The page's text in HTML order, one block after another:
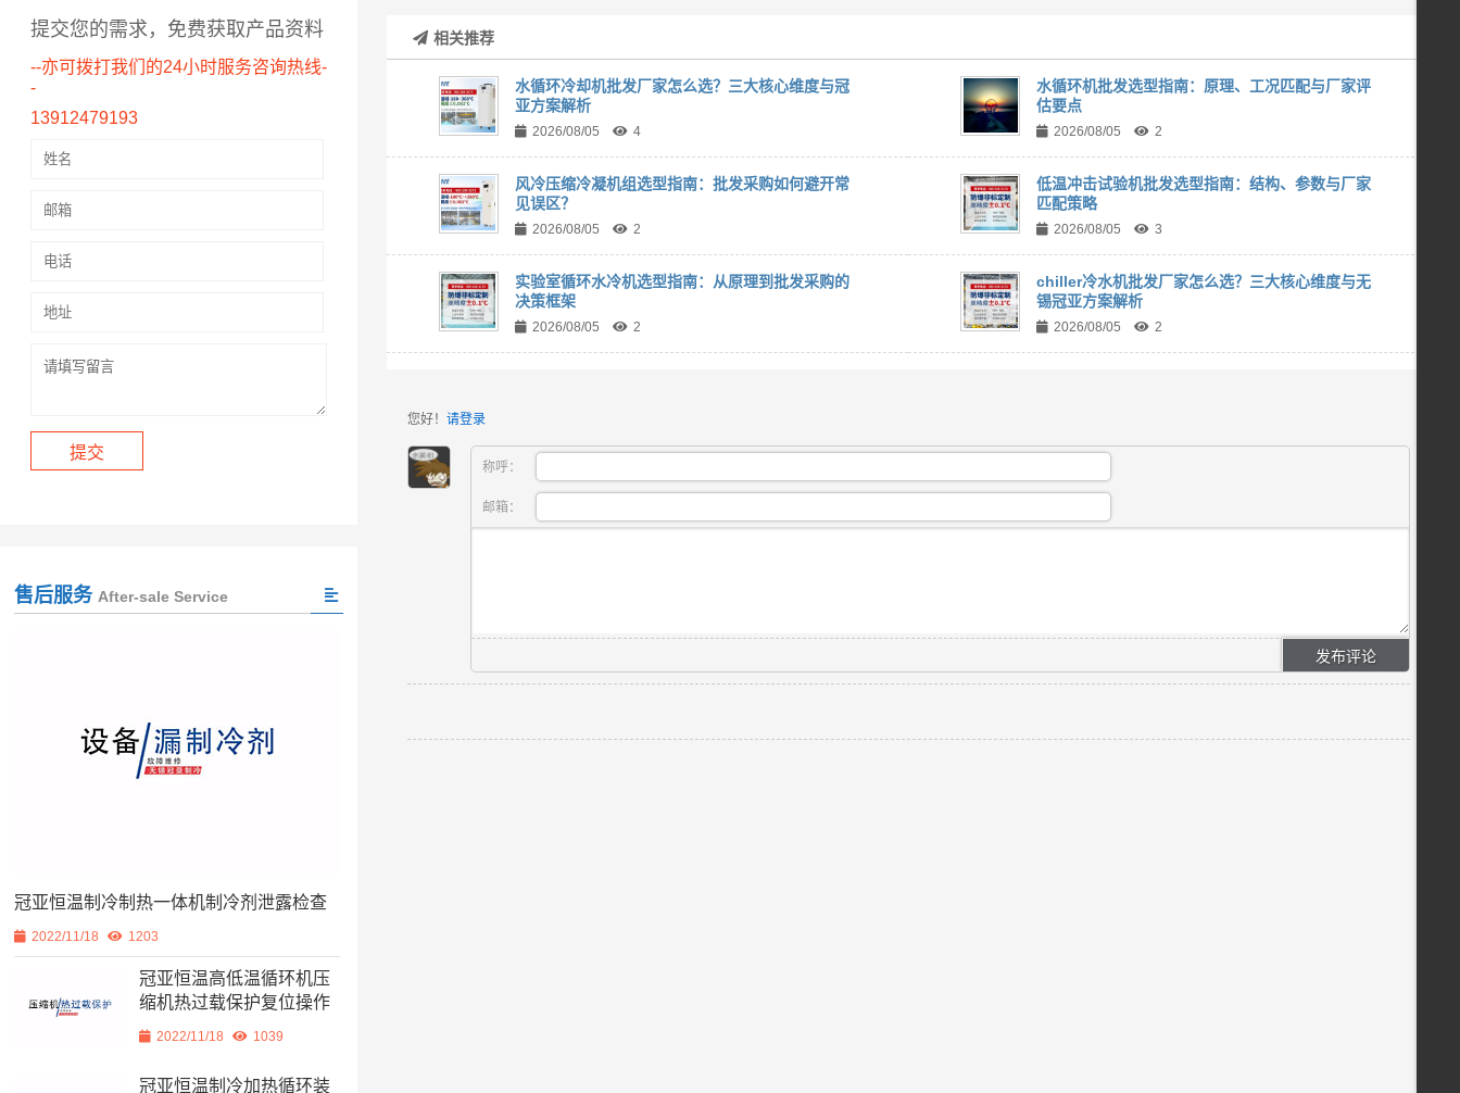
相关推荐
水循环冷却机批发厂家怎么选？三大核心维度与冠
亚方案解析
2026/08/05 4
水循环机批发选型指南：原理、工况匹配与厂家评
估要点
2026/08/05 2
风冷压缩冷凝机组选型指南：批发采购如何避开常
见误区？
2026/08/05 2
低温冲击试验机批发选型指南：结构、参数与厂家
匹配策略
2026/08/05 3
实验室循环水冷机选型指南：从原理到批发采购的
决策框架
2026/08/05 2
chiller冷水机批发厂家怎么选？三大核心维度与无
锡冠亚方案解析
2026/08/05 2
您好！ 请登录
称呼：
邮箱：
提交您的需求，免费获取产品资料
--亦可拨打我们的24小时服务咨询热线-
-
13912479193
售后服务 After-sale Service
冠亚恒温制冷制热一体机制冷剂泄露检查
2022/11/18 1203
冠亚恒温高低温循环机压
缩机热过载保护复位操作
2022/11/18 1039
冠亚恒温制冷加热循环装